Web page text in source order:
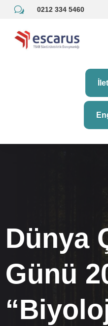
w 0212 334 5460
Dünya
Günü